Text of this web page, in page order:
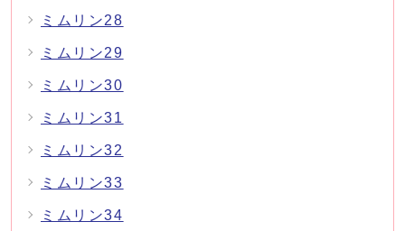
ミムリン28
ミムリン29
ミムリン30
ミムリン31
ミムリン32
ミムリン33
ミムリン34